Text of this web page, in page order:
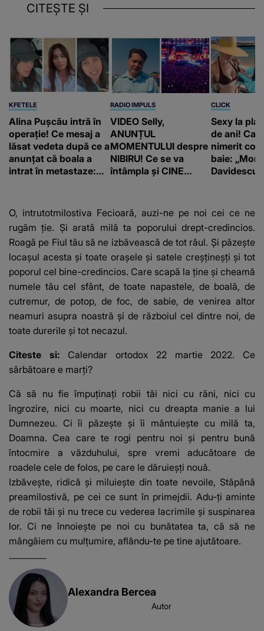
CITEȘTE ȘI
KFETELE
Alina Pușcău intră în
operație! Ce mesaj a
lăsat vedeta după ce a
anunțat că boala a
intrat în metastaze:
RADIO IMPULS
VIDEO Selly,
ANUNȚUL
MOMENTULUI despre
NIBIRU! Ce se va
întâmpla și CINE
e ciudă că..."
CLICK
Sexy la
de ani!
nimerit
baie:
Davidescu
O, intrutotmilostiva Fecioară, auzi-ne pe noi cei ce ne
rugăm ție. Și arată milă ta poporului drept-credincios.
Roagă pe Fiul tău să ne izbăvească de tot răul. Și păzește
locașul acesta și toate orașele și satele creșțineșți și tot
po­porul cel bine-credincios. Care scapă la ține și cheamă
numele tău cel sfânt, de toate napas­tele, de boală, de
cutremur, de po­top, de foc, de sabie, de venirea altor
neamuri asupra noastră și de răz­boiul cel dintre noi, de
toate durerile și tot ne­cazul.
Citeste si: Calendar ortodox 22 martie 2022. Ce
sărbătoare e marți?
Că să nu fie îm­puținați robii tăi nici cu răni, nici cu
îngrozire, nici cu moarte, nici cu dreapta manie a lui
Dumnezeu. Ci îi păzește și îi mântuiește cu milă ta,
Doamna. Cea care te rogi pentru noi și pentru bună
întocmire a văzduhului, spre vremi adu­cătoare de
roadele cele de folos, pe care le dăruieșți nouă.
Izbăvește, ridică și miluiește din toate nevoile, Stăpână
preami­los­tivă, pe cei ce sunt în primejdii. Adu-ți aminte
de robii tăi și nu trece cu vederea lacrimile și suspi­narea
lor. Ci ne înno­iește pe noi cu bunătatea ta, că să ne
mângâiem cu mul­țumire, aflându-te pe tine ajută­toa­re.
Alexandra Bercea
Autor